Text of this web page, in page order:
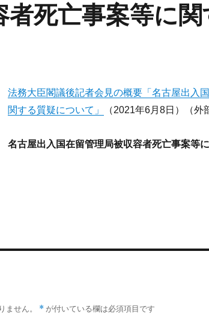
者死亡事案等に
法務大臣閣議後記者会見の概要「名古屋出入
関する質疑について」
（2021年6月8日）（外
名古屋出入国在留管理局被収容者死亡事案等
せん。 * が付いている欄は必須項目です